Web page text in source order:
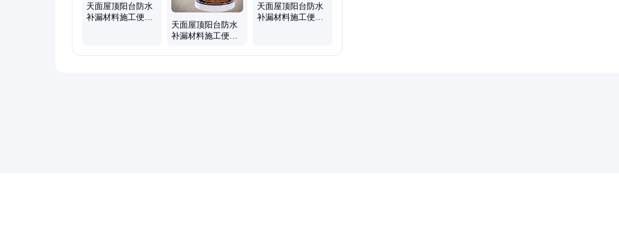
天面屋顶阳台防水
补漏材料施工便捷
天面屋顶阳台防水
补漏材料施工便捷
天面屋顶阳台防水
补漏材料施工便捷